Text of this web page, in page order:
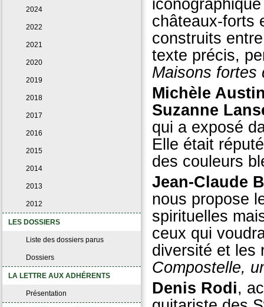
2024
2022
2021
2020
2019
2018
2017
2016
2015
2014
2013
2012
LES DOSSIERS
Liste des dossiers parus
Dossiers
LA LETTRE AUX ADHÉRENTS
Présentation
châteaux-forts
construits
texte précis,
Maisons
Michèle
Suzanne
qui a exposé
Elle était
des couleurs
Jean-Claude
nous propose
spirituelles
ceux qui
diversité et les
Compostelle,
Denis Rodi,